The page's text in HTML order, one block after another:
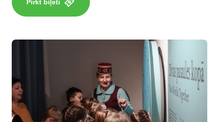
Pirkt biļeti